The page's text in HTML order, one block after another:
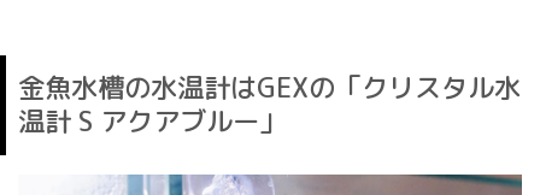
金魚水槽の水温計はGEXの「クリスタル水
温計 S アクアブルー」